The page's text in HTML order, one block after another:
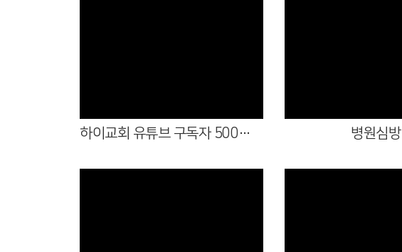
하이교회 유튜브 구독자 500명 달성 병원심방